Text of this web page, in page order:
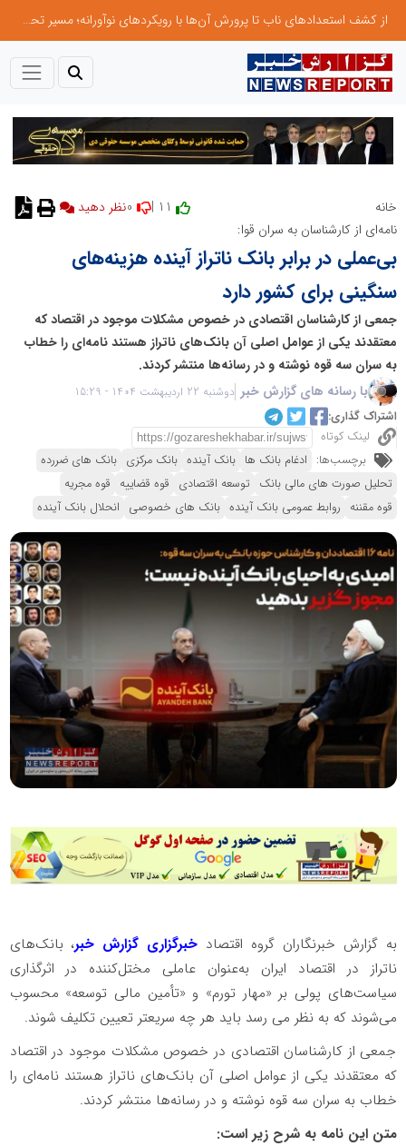
از کشف استعدادهای ناب تا پرورش آن‌ها با رویکردهای نوآورانه؛ مسیر تحول‌آفرین شنای ایران در سطح جهانی
خانه
نظر دهید
نامه‌ای از کارشناسان به سران قوا:
بی‌عملی در برابر بانک ناتراز آینده هزینه‌های
سنگینی برای کشور دارد
جمعی از کارشناسان اقتصادی در خصوص مشکلات موجود در اقتصاد که
معتقدند یکی از عوامل اصلی آن بانک‌های ناتراز هستند نامه‌ای را خطاب
به سران سه قوه نوشته و در رسانه‌ها منتشر کردند.
با رسانه های گزارش خبر دوشنبه 22 اردیبهشت 1404 - 15:29
اشتراک گذاری:
لینک کوتاه
برچسب‌ها: ادغام بانک ها بانک آینده بانک مرکزی بانک های ضررده
تحلیل صورت های مالی بانک توسعه اقتصادی قوه قضاييه قوه مجریه
قوه مقننه روابط عمومی بانک آینده بانک های خصوصی انحلال بانک آینده
به گزارش خبرنگاران گروه اقتصاد خبرگزاری گزارش خبر، بانک‌های
ناتراز در اقتصاد ایران به‌عنوان عاملی مختل‌کننده در اثرگذاری
سیاست‌های پولی بر «مهار تورم» و «تأمین مالی توسعه» محسوب
می‌شوند که به نظر می رسد باید هر چه سریعتر تعیین تکلیف شوند.
جمعی از کارشناسان اقتصادی در خصوص مشکلات موجود در اقتصاد
که معتقدند یکی از عوامل اصلی آن بانک‌های ناتراز هستند نامه‌ای را
خطاب به سران سه قوه نوشته و در رسانه‌ها منتشر کردند.
متن این نامه به شرح زیر است: